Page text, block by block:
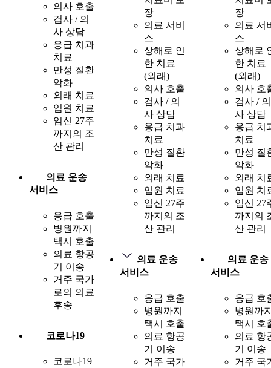
의사 호출
검사 / 의
사 상담
응급 치과
치료
만성 질환
악화
외래 치료
입원 치료
임신 27주
까지의 조
산 관리
의료 운송
서비스
응급 호출
병원까지
택시 호출
의료 항공
기 이송
거주 국가
로의 의료
후송
코로나19
코로나19
장
의료 서비
스
상해로 인
한 치료
(외래)
의사 호출
검사 / 의
사 상담
응급 치과
치료
만성 질환
악화
외래 치료
입원 치료
임신 27주
까지의 조
산 관리
의료 운송
서비스
응급 호출
병원까지
택시 호출
의료 항공
기 이송
거주 국가
장
의료 서
스
상해로
한 치료
(외래)
의사 호
검사 / 의
사 상담
응급 치
치료
만성 질
악화
외래 치
입원 치
임신 27
까지의
산 관리
의료 운송
서비스
응급 호
병원까
택시 호
의료 항
기 이송
거주 국